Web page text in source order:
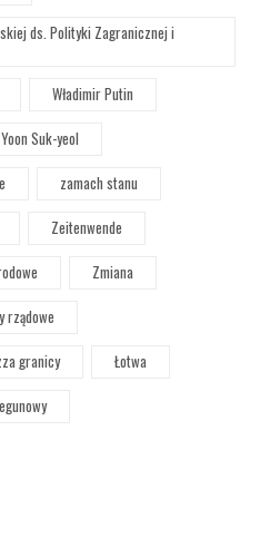
ds. Polityki Zagranicznej i
Władimir Putin
Yoon Suk-yeol
zamach stanu
Zeitenwende
Zmiana
rządowe
granicy
Łotwa